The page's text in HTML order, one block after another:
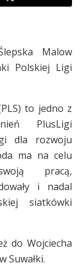
Malow
Polskiej Ligi
to jedno z
PlusLigi
dla rozwoju
ma na celu
pracą,
i nadal
siatkówki
do Wojciecha
Suwałki.